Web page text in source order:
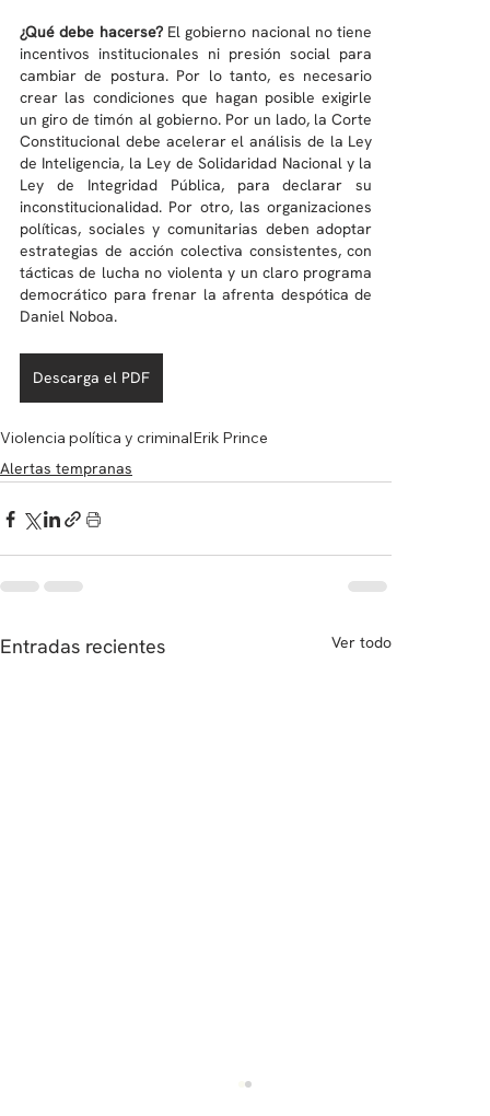
¿Qué debe hacerse? El gobierno nacional no tiene
incentivos institucionales ni presión social para
cambiar de postura. Por lo tanto, es necesario
crear las condiciones que hagan posible exigirle
un giro de timón al gobierno. Por un lado, la Corte
Constitucional debe acelerar el análisis de la Ley
de Inteligencia, la Ley de Solidaridad Nacional y la
Ley de Integridad Pública, para declarar su
inconstitucionalidad. Por otro, las organizaciones
políticas, sociales y comunitarias deben adoptar
estrategias de acción colectiva consistentes, con
tácticas de lucha no violenta y un claro programa
democrático para frenar la afrenta despótica de
Daniel Noboa.
Descarga el PDF
Violencia política y criminalErik Prince
Alertas tempranas
Entradas recientes Ver todo